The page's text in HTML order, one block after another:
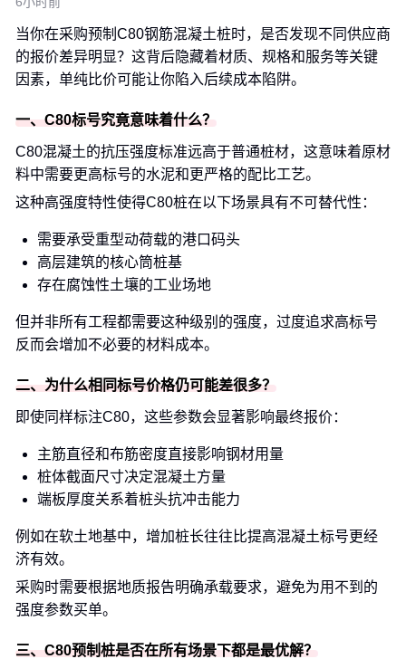
当你在采购预制C80钢筋混凝土桩时，是否发现不同供应商
的报价差异明显？这背后隐藏着材质、规格和服务等关键
因素，单纯比价可能让你陷入后续成本陷阱。
一、C80标号究竟意味着什么？
C80混凝土的抗压强度标准远高于普通桩材，这意味着原材
料中需要更高标号的水泥和更严格的配比工艺。
这种高强度特性使得C80桩在以下场景具有不可替代性：
需要承受重型动荷载的港口码头
高层建筑的核心筒桩基
存在腐蚀性土壤的工业场地
但并非所有工程都需要这种级别的强度，过度追求高标号
反而会增加不必要的材料成本。
二、为什么相同标号价格仍可能差很多？
即使同样标注C80，这些参数会显著影响最终报价：
主筋直径和布筋密度直接影响钢材用量
桩体截面尺寸决定混凝土方量
端板厚度关系着桩头抗冲击能力
例如在软土地基中，增加桩长往往比提高混凝土标号更经
济有效。
采购时需要根据地质报告明确承载要求，避免为用不到的
强度参数买单。
三、C80预制桩是否在所有场景下都是最优解？